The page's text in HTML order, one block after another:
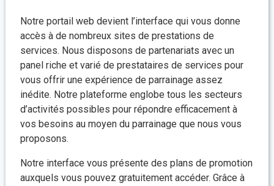
Notre portail web devient l’interface qui vous donne
accès à de nombreux sites de prestations de
services. Nous disposons de partenariats avec un
panel riche et varié de prestataires de services pour
vous offrir une expérience de parrainage assez
inédite. Notre plateforme englobe tous les secteurs
d’activités possibles pour répondre efficacement à
vos besoins au moyen du parrainage que nous vous
proposons.
Notre interface vous présente des plans de promotion
auxquels vous pouvez gratuitement accéder. Grâce à